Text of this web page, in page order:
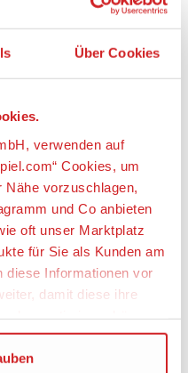
Über Cookies
verwenden auf
Cookies, um
vorzuschlagen,
und Co anbieten
oft unser Marktplatz
für Sie als Kunden am
diese Informationen vor
damit diese ihre
Manager um weitere